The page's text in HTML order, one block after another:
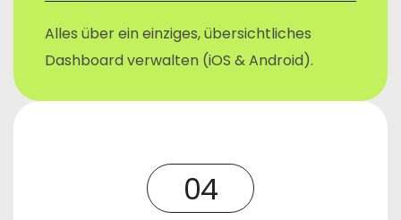
Alles über ein einziges, übersichtliches
Dashboard verwalten (iOS & Android).
04